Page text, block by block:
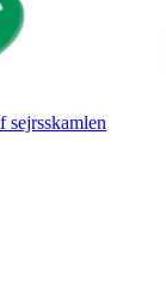
sejrsskamlen